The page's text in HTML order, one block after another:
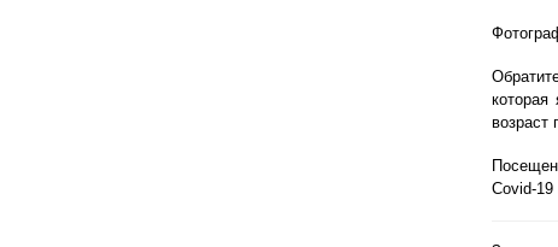
возраст
Covid-